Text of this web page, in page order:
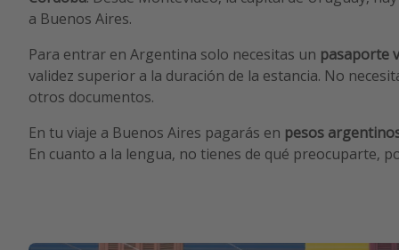
a Buenos Aires.
Para entrar en Argentina solo necesitas un pasaporte
validez superior a la duración de la estancia. No
otros documentos.
En tu viaje a Buenos Aires pagarás en pesos
En cuanto a la lengua, no tienes de qué preocuparte,